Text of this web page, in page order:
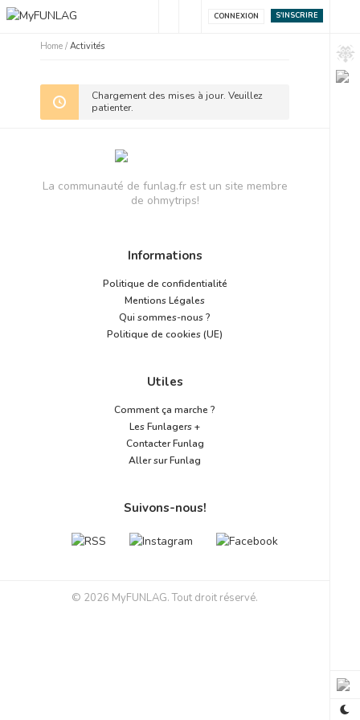
S'INSCRIRE
CONNEXION
Home / Activités
Chargement des mises à jour. Veuillez
patienter.
La communauté de funlag.fr est un site membre
de ohmytrips!
Informations
Politique de confidentialité
Mentions Légales
Qui sommes-nous ?
Politique de cookies (UE)
Utiles
Comment ça marche ?
Les Funlagers +
Contacter Funlag
Aller sur Funlag
Suivons-nous!
© 2026 MyFUNLAG. Tout droit réservé.